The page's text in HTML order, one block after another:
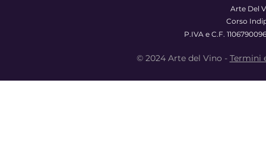
Arte Del
Corso
P.IVA e C.F.
© 2024 Arte del Vino - Termini